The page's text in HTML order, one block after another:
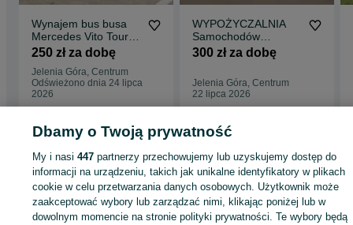
Wynajem bus busa
Mercedes Vito Tourer
9 osobowy auta
250 zł za dobę
Jelenia Góra, Centrum
Odświeżono dnia 24 lipca
2026
WYPOŻYCZALNIA
Samochodów
Wynajem Busa
300 zł za dobę
Jelenia Góra, Centrum
22 lipca 2026
osobowe - Dolnośląskie
Busy osobowe - Jelenia Góra
Busy osobowe -
Centrum
KATEGORIA
Dbamy o Twoją prywatność
My i nasi447 partnerzy przechowujemy lub uzyskujemy dostęp do
informacji na urządzeniu, takich jak unikalne identyfikatory w plikach
cookie w celu przetwarzania danych osobowych. Użytkownik może
zaakceptować wybory lub zarządzać nimi, klikając poniżej lub w
dowolnym momencie na stronie polityki prywatności. Te wybory będą